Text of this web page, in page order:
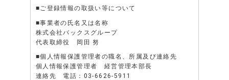
■ご登録情報の取扱い等について
■事業者の氏名又は名称
株式会社バックスグループ
代表取締役 岡田 努
■個人情報保護管理者の職名、所属及び連絡先
個人情報保護管理者 経営管理本部長
連絡先 電話：03-6626-5911